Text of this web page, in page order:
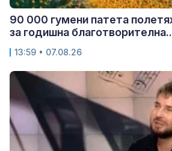
90 000 гумени патета
за годишна
13:59 • 07.08.26